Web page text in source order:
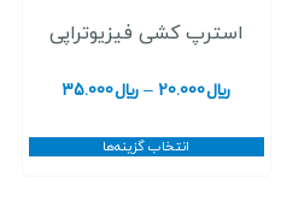
استرپ کشی فیزیوتراپی
﷼20.000
– ﷼35.000محدوده
﷼20.000
تا
انتخاب گزینه‌ها